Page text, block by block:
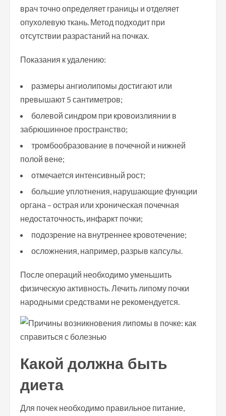
врач точно определяет границы и отделяет
опухолевую ткань. Метод подходит при
отсутствии разрастаний на почках.
Показания к удалению:
размеры ангиолипомы достигают или
превышают 5 сантиметров;
болевой синдром при кровоизлиянии в
забрюшинное пространство;
тромбообразование в почечной и нижней
полой вене;
отмечается интенсивный рост;
большие уплотнения, нарушающие функции
органа – острая или хроническая почечная
недостаточность, инфаркт почки;
подозрение на внутреннее кровотечение;
осложнения, например, разрыв капсулы.
После операций необходимо уменьшить
физическую активность. Лечить липому почки
народными средствами не рекомендуется.
Какой должна быть
диета
Для почек необходимо правильное питание,